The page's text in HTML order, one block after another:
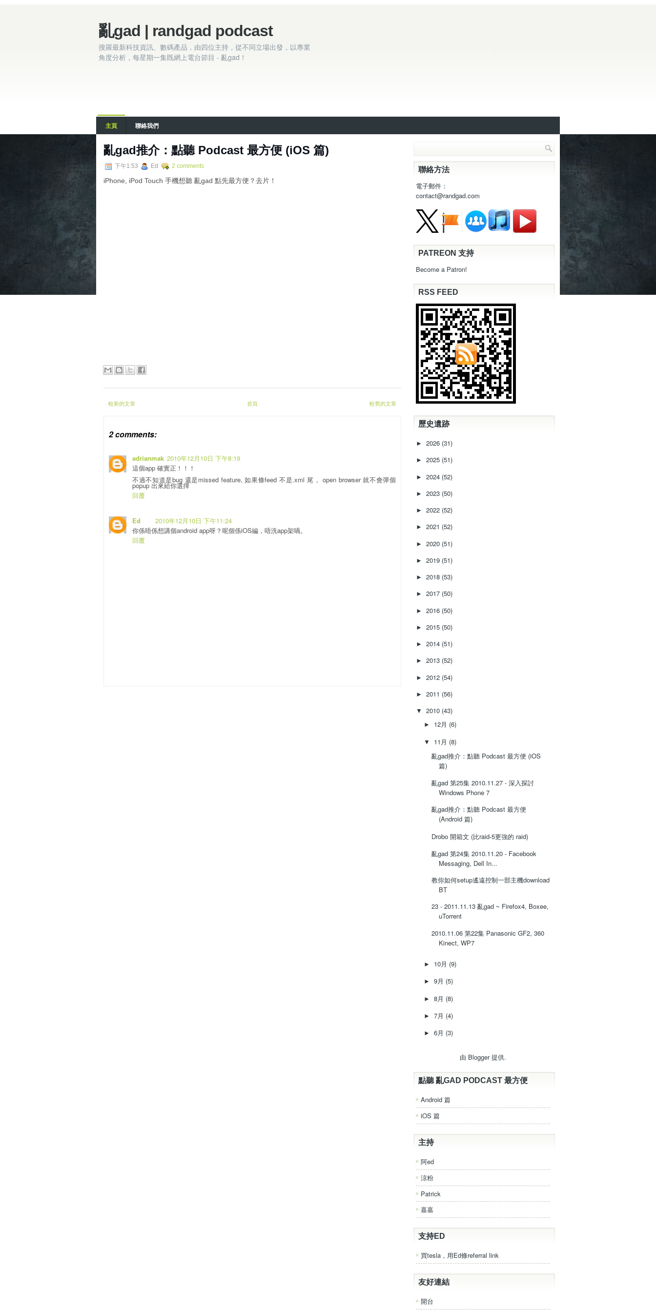
亂gad | randgad podcast
搜羅最新科技資訊、數碼產品，由四位主持，從不同立場出發，以專業
角度分析，每星期一集既網上電台節目 - 亂gad！
主頁 聯絡我們
亂gad推介：點聽 Podcast 最方便 (iOS 篇)
下午1:53 Ed 2 comments
iPhone, iPod Touch 手機想聽 亂gad 點先最方便？去片！
較新的文章 較舊的文章
首頁
2 comments:
adrianmak 2010年12月10日 下午8:19
這個app 確實正！！！
不過不知道是bug 還是missed feature, 如果條feed 不是.xml 尾， open browser 就不會彈個
popup 出來給你選擇
回覆
Ed
2010年12月10日 下午11:24
你係唔係想講個android app呀？呢個係iOS編，唔洗app架喎。
回覆
聯絡方法
電子郵件：
contact@randgad.com
PATREON 支持
Become a Patron!
RSS FEED
歷史遺跡
► 2026 (31)
► 2025 (51)
► 2024 (52)
► 2023 (50)
► 2022 (52)
► 2021 (52)
► 2020 (51)
► 2019 (51)
► 2018 (53)
► 2017 (50)
► 2016 (50)
► 2015 (50)
► 2014 (51)
► 2013 (52)
► 2012 (54)
► 2011 (56)
▼ 2010 (43)
► 12月 (6)
▼ 11月 (8)
亂gad推介：點聽 Podcast 最方便 (iOS
篇)
亂gad 第25集 2010.11.27 - 深入探討
Windows Phone 7
亂gad推介：點聽 Podcast 最方便
(Android 篇)
Drobo 開箱文 (比raid-5更強的 raid)
亂gad 第24集 2010.11.20 - Facebook
Messaging, Dell In...
教你如何setup遙遠控制一部主機download
BT
23 - 2011.11.13 亂gad ~ Firefox4, Boxee,
uTorrent
2010.11.06 第22集 Panasonic GF2, 360
Kinect, WP7
► 10月 (9)
► 9月 (5)
► 8月 (8)
► 7月 (4)
► 6月 (3)
由 Blogger提供.
點聽 亂GAD PODCAST 最方便
Android 篇
iOS 篇
主持
阿ed
涼粉
Patrick
嘉嘉
支持ED
買tesla，用Ed條referral link
友好連結
開台